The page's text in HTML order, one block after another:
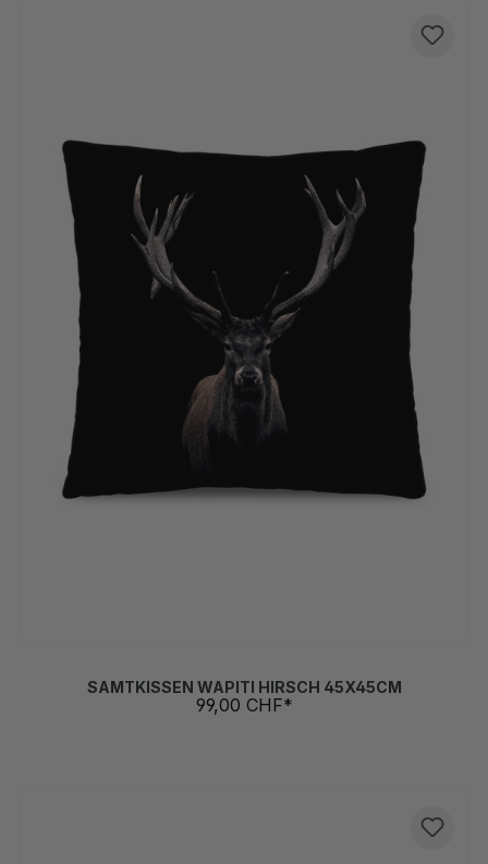
SAMTKISSEN WAPITI HIRSCH 45X45CM
99,00 CHF*